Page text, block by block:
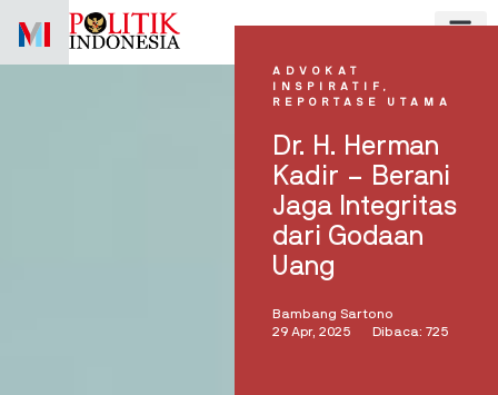
ADVOKAT
INSPIRATIF,
REPORTASE UTAMA
Dr. H. Herman
Kadir – Berani
Jaga Integritas
dari Godaan
Uang
Bambang Sartono
29 Apr, 2025
Dibaca: 725